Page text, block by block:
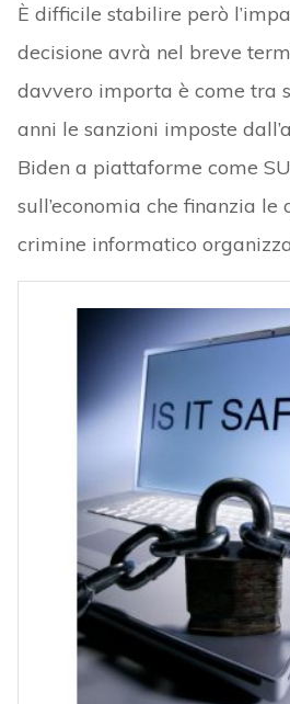
È difficile stabilire però
decisione avrà nel breve
davvero importa è come tra
anni le sanzioni imposte
Biden a piattaforme come
sull’economia che finanzia le
crimine informatico